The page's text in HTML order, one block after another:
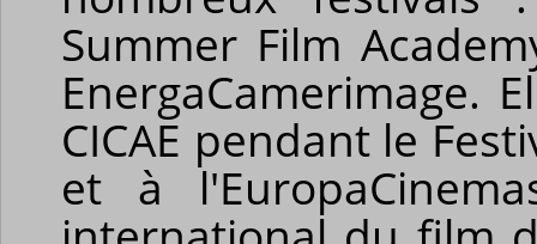
Summer Film
EnergaCamerimage.
CICAE pendant le
et à l'